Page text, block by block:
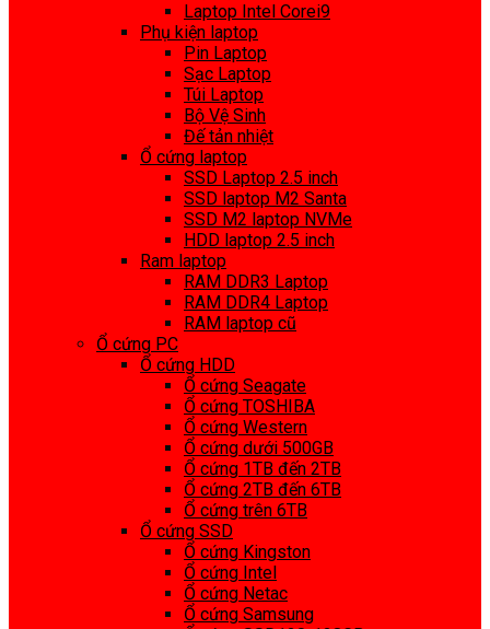
Laptop Intel Corei9
Phụ kiện laptop
Pin Laptop
Sạc Laptop
Túi Laptop
Bộ Vệ Sinh
Đế tản nhiệt
Ổ cứng laptop
SSD Laptop 2.5 inch
SSD laptop M2 Santa
SSD M2 laptop NVMe
HDD laptop 2.5 inch
Ram laptop
RAM DDR3 Laptop
RAM DDR4 Laptop
RAM laptop cũ
Ổ cứng PC
Ổ cứng HDD
Ổ cứng Seagate
Ổ cứng TOSHIBA
Ổ cứng Western
Ổ cứng dưới 500GB
Ổ cứng 1TB đến 2TB
Ổ cứng 2TB đến 6TB
Ổ cứng trên 6TB
Ổ cứng SSD
Ổ cứng Kingston
Ổ cứng Intel
Ổ cứng Netac
Ổ cứng Samsung